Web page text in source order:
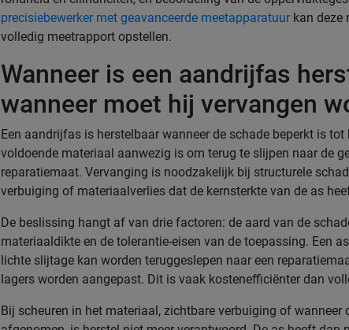
precisiebewerker met geavanceerde meetapparatuur kan deze
volledig meetrapport opstellen.
Wanneer is een aandrijfas
wanneer moet hij vervangen
Een aandrijfas is herstelbaar wanneer de schade beperkt is tot
voldoende materiaal aanwezig is om terug te slijpen naar de
reparatiemaat. Vervanging is noodzakelijk bij structurele
verbuiging of materiaalverlies dat de kernsterkte van de as
De beslissing hangt af van drie factoren: de aard van de
materiaaldikte en de tolerantie-eisen van de toepassing. Een
lichte slijtage kan worden teruggeslepen naar een
lagers worden aangepast. Dit is vaak kostenefficiënter dan
Bij scheuren in het materiaal, zichtbare verbuiging of wanneer